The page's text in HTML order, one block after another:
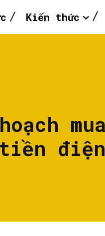
Kiến thức